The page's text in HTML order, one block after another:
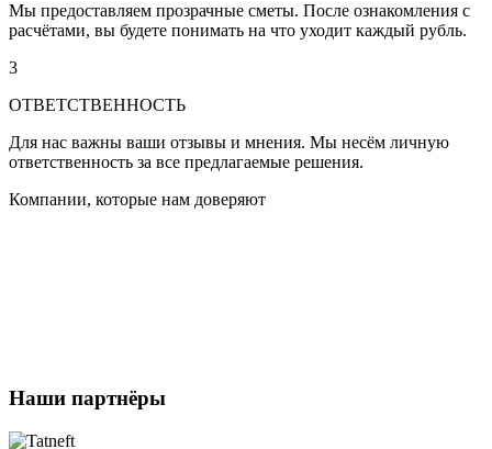
Мы предоставляем прозрачные сметы. После ознакомления с
расчётами, вы будете понимать на что уходит каждый рубль.
3
ОТВЕТСТВЕННОСТЬ
Для нас важны ваши отзывы и мнения. Мы несём личную
ответственность за все предлагаемые решения.
Компании, которые нам доверяют
Наши партнёры